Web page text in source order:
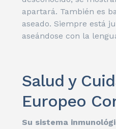
apartará. También es
aseado. Siempre está
aseándose con la
Salud y
Europeo
Su sistema